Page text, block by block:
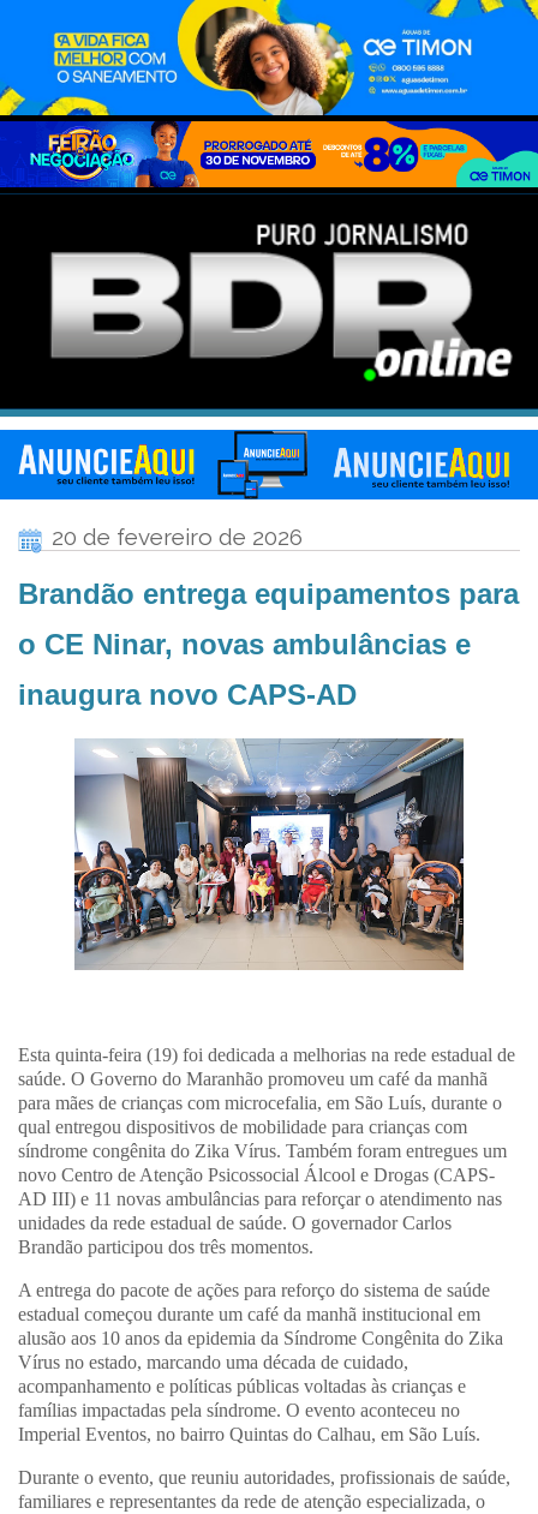
20 de fevereiro de 2026
Brandão entrega equipamentos para
o CE Ninar, novas ambulâncias e
inaugura novo CAPS-AD
Esta quinta-feira (19) foi dedicada a melhorias na rede estadual de
saúde. O Governo do Maranhão promoveu um café da manhã
para mães de crianças com microcefalia, em São Luís, durante o
qual entregou dispositivos de mobilidade para crianças com
síndrome congênita do Zika Vírus. Também foram entregues um
novo Centro de Atenção Psicossocial Álcool e Drogas (CAPS-
AD III) e 11 novas ambulâncias para reforçar o atendimento nas
unidades da rede estadual de saúde. O governador Carlos
Brandão participou dos três momentos.
A entrega do pacote de ações para reforço do sistema de saúde
estadual começou durante um café da manhã institucional em
alusão aos 10 anos da epidemia da Síndrome Congênita do Zika
Vírus no estado, marcando uma década de cuidado,
acompanhamento e políticas públicas voltadas às crianças e
famílias impactadas pela síndrome. O evento aconteceu no
Imperial Eventos, no bairro Quintas do Calhau, em São Luís.
Durante o evento, que reuniu autoridades, profissionais de saúde,
familiares e representantes da rede de atenção especializada, o